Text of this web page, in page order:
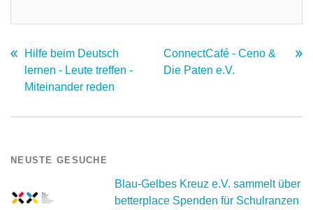
Hilfe beim Deutsch
lernen - Leute treffen -
Miteinander reden
ConnectCafé - Ceno &
Die Paten e.V.
NEUSTE GESUCHE
Blau-Gelbes Kreuz e.V. sammelt über
betterplace Spenden für Schulranzen